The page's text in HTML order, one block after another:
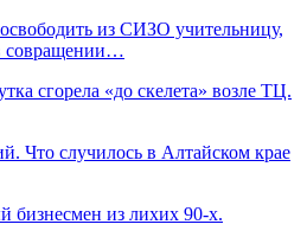
из СИЗО учительницу,
совращении…
сгорела «до скелета» возле ТЦ.
Что случилось в Алтайском крае
бизнесмен из лихих 90-х.